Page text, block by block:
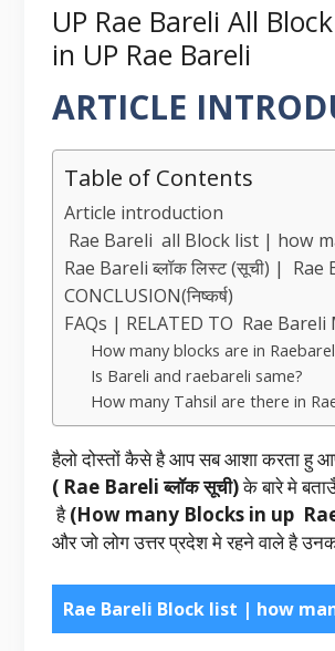
UP Rae Bareli All
in UP Rae Bareli
ARTICLE
Table of Contents
Article introduction
Rae Bareli all Block list | how
Rae Bareli ब्लॉक लिस्ट (सूची) |
CONCLUSION(निष्कर्ष)
FAQs | RELATED TO Rae Bareli
How many blocks are in
Is Bareli and raebareli same?
How many Tahsil are there in
हैलो दोस्तों कैसे है आप सब आशा करता हु
( Rae Bareli ब्लॉक सूची)के बारे मे
है(How many Blocks in up
और जो लोग उत्तर प्रदेश मे रहने वाले है
Rae Bareli Block list | how